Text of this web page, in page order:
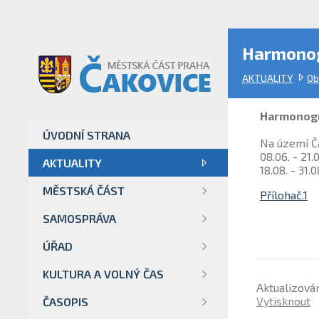
AKTUALITY
ÚVODNÍ STRANA
AKTUALITY
MĚSTSKÁ ČÁST
SAMOSPRÁVA
ÚŘAD
KULTURA A VOLNÝ ČAS
ČASOPIS
Na území
08.06. -
18.08. -
Přílohač.1
Vytisknout